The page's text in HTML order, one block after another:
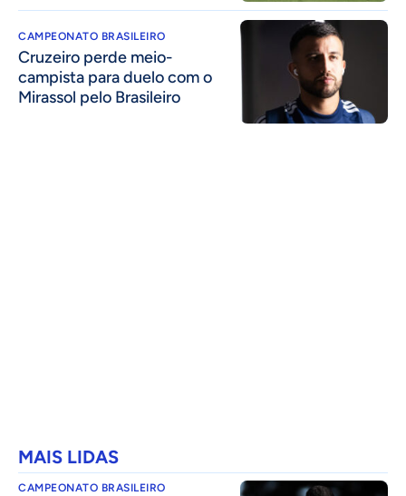
CAMPEONATO BRASILEIRO
Cruzeiro perde meio-
campista para duelo com o
Mirassol pelo Brasileiro
MAIS LIDAS
CAMPEONATO BRASILEIRO